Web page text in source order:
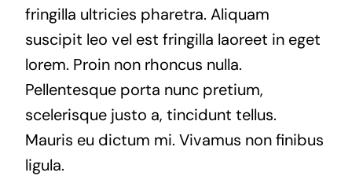
fringilla ultricies pharetra. Aliquam
suscipit leo vel est fringilla laoreet in eget
lorem. Proin non rhoncus nulla.
Pellentesque porta nunc pretium,
scelerisque justo a, tincidunt tellus.
Mauris eu dictum mi. Vivamus non finibus
ligula.